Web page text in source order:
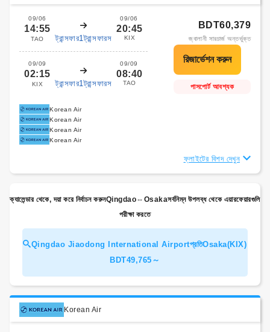
09/06
14:55
TAO ট্রান্সফার1ট্রান্সফারস
09/06
20:45
KIX
09/09
02:15
KIX ট্রান্সফার1ট্রান্সফারস
09/09
08:40
TAO
BDT60,379
জ্বালানী সারচার্জ অন্তর্ভুক্ত
পাসপোর্ট আবশ্যক
Korean Air
Korean Air
Korean Air
Korean Air
ফ্লাইটের বিশদ দেখুন
ক্যালেন্ডার থেকে, দয়া করে নির্বাচন করুনQingdao⇔Osakaসর্বনিম্ন উপলব্ধ থেকে এয়ারফেয়ারগুলি
পরীক্ষা করতে
Qingdao Jiaodong International Airportপ্রতিOsaka(KIX)
BDT49,765～
Korean Air